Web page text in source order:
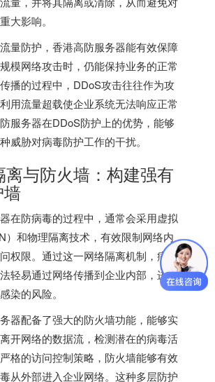
大影响。
量防护，香港高防服务器能有效保障
模网络攻击时，仍能保持业务的正常
播的过程中，DDoS攻击往往作为攻
用流量超载使企业系统无法响应正常
服务器在DDoS防护上的优势，能够
威胁对病毒防护工作的干扰。
离与防火墙：构建强有
在防病毒的过程中，通常会采用虚拟
）和物理隔离技术，有效限制网络内
权限。通过这一网络隔离机制，病毒
轻易通过网络传播到企业内部，进而
染的风险。
器配备了强大的防火墙功能，能够实
开网络的数据流，检测潜在的病毒活
格的访问控制策略，防火墙能够有效
从外部进入企业网络。这种多层防护